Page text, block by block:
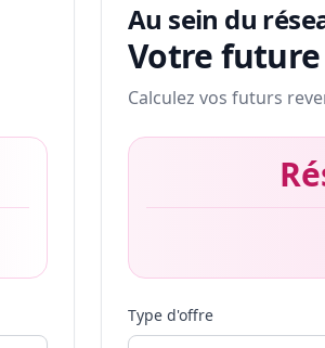
Au sein du
Votre
Calculez vos futurs
Type d'offre